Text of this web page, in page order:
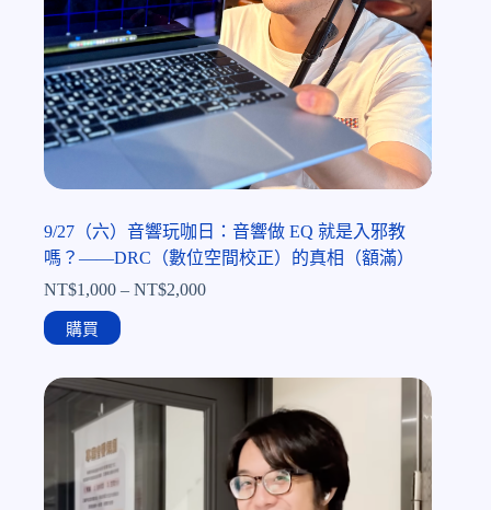
9/27（六）音響玩咖日：音響做 EQ 就是入邪教
嗎？——DRC（數位空間校正）的真相（額滿）
NT$1,000 – NT$2,000
購買